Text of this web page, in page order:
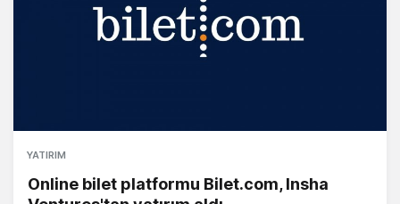
YATIRIM
Online bilet platformu Bilet.com, Insha